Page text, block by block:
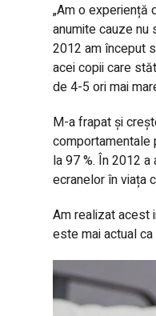
„Am o experiență
anumite cauze
2012 am început
acei copii care
de 4-5 ori mai
M-a frapat și
comportamentale
la 97 %. În 2012
ecranelor în viața
Am realizat acest
este mai actual